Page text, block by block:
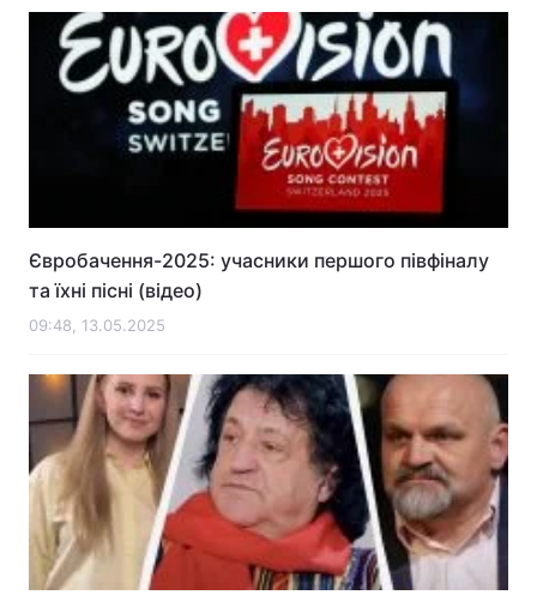
Війна
Україна Політика
Економіка
Спорт Наука
Техно і зв'язок Лайт
Зброя Інциденти
Здоров'я Туризм
Цікавинки Погода
Євробачення-2025: учасники першого півфіналу
та їхні пісні (відео)
09:48, 13.05.2025